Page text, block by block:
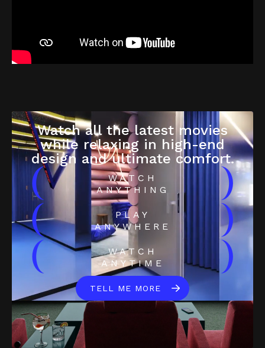
Watch all the latest movies
while relaxing in high-end
design and ultimate comfort.
(
WATCH
ANYTHING
)
(
PLAY
ANYWHERE
)
(
WATCH
ANYTIME
)
TELL ME MORE